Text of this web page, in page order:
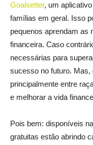
Goalsetter, um
famílias em geral. Isso
pequenos aprendam as
financeira. Caso
necessárias para
sucesso no futuro. Mas,
principalmente entre
e melhorar a vida
Pois bem: disponíveis
gratuitas estão abrindo